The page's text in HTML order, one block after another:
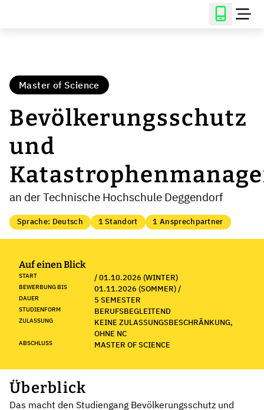
Master of Science
Bevölkerungsschutz
und
an der Technische Hochschule Deggendorf
Sprache: Deutsch 1 Standort 1 Ansprechpartner
Auf einen Blick
START / 01.10.2026 (WINTER)
BEWERBUNG BIS 01.11.2026 (SOMMER) /
DAUER 5 SEMESTER
STUDIENFORM BERUFSBEGLEITEND
ZULASSUNG
KEINE ZULASSUNGSBESCHRÄNKUNG,
OHNE NC
ABSCHLUSS MASTER OF SCIENCE
Überblick
Das macht den Studiengang Bevölkerungsschutz und